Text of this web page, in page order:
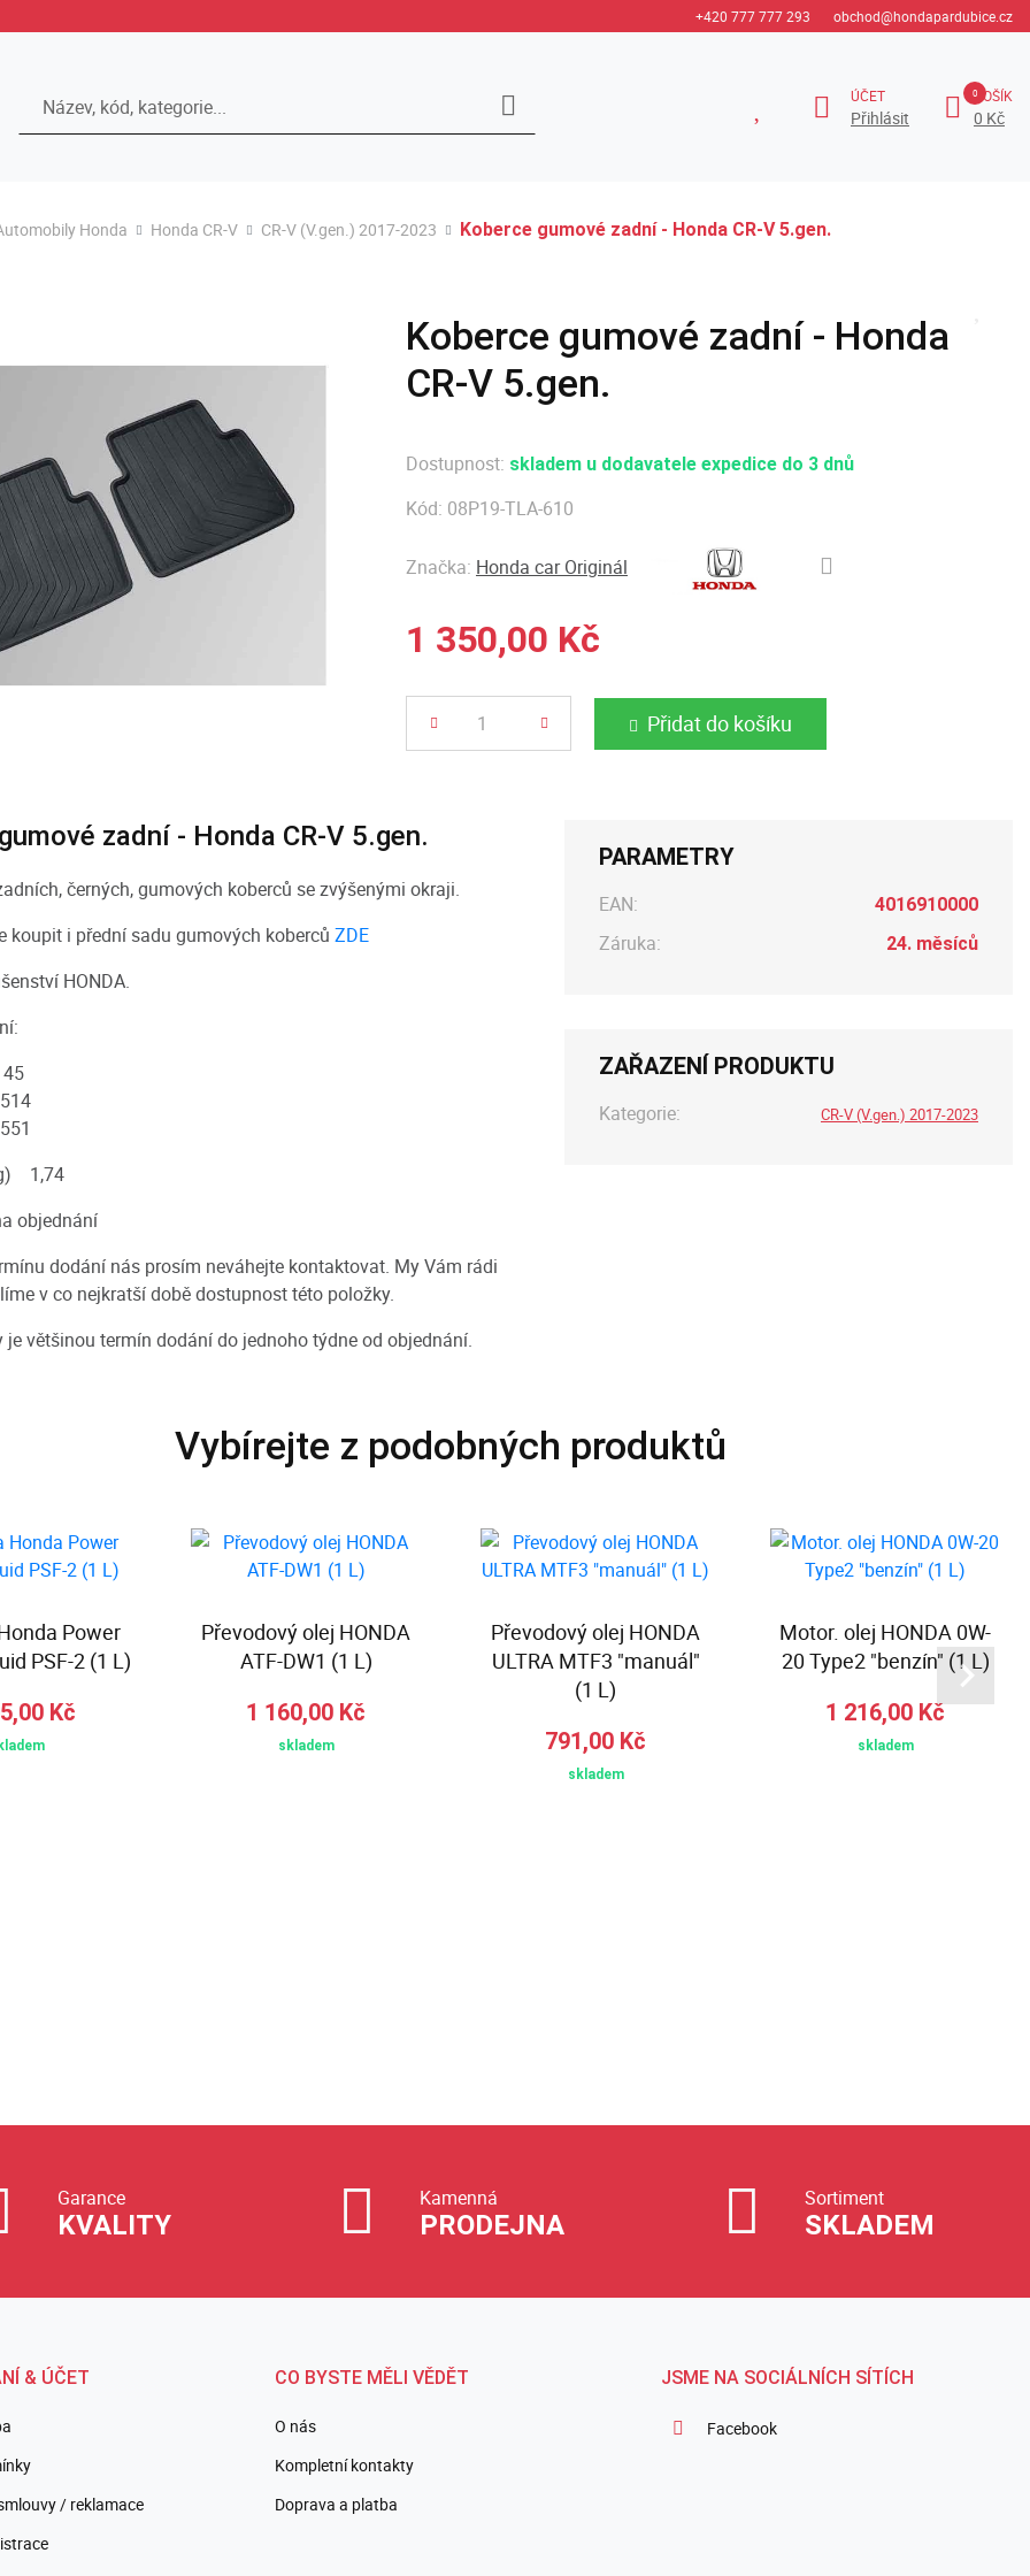
+420 777 777 293 obchod@hondapardubice.cz
ÚČET
Přihlásit
KOŠÍK
0 Kč
Honda Honda CR-V CR-V (V.gen.) 2017-2023 Koberce gumové zadní - Honda CR-V 5.gen.
Koberce gumové zadní - Honda
CR-V 5.gen.
Dostupnost: skladem u dodavatele expedice do 3 dnů
Kód: 08P19-TLA-610
Značka: Honda car Originál
1 350,00 Kč
Počet Přidat do košíku
zadní - Honda CR-V 5.gen.
černých, gumových koberců se zvýšenými okraji.
koupit i přední sadu gumových koberců ZDE
HONDA.
45
514
1,74
objednání
dodání nás prosím neváhejte kontaktovat. My Vám rádi
v co nejkratší době dostupnost této položky.
je většinou termín dodání do jednoho týdne od objednání.
PARAMETRY
EAN: 4016910000
Záruka: 24. měsíců
ZAŘAZENÍ PRODUKTU
Kategorie: CR-V (V.gen.) 2017-2023
Vybírejte z podobných produktů
Power
PSF-2 (1 L)
Kč
Převodový olej HONDA
ATF-DW1 (1 L)
1 160,00 Kč
skladem
Převodový olej HONDA
ULTRA MTF3 "manuál"
(1 L)
791,00 Kč
skladem
Motor. olej HONDA 0W-
20 Type2 "benzín" (1 L)
1 216,00 Kč
skladem
Garance
KVALITY
Kamenná
PRODEJNA
Sortiment
SKLADEM
& ÚČET
/ reklamace
CO BYSTE MĚLI VĚDĚT
O nás
Kompletní kontakty
Doprava a platba
JSME NA SOCIÁLNÍCH SÍTÍCH
Facebook